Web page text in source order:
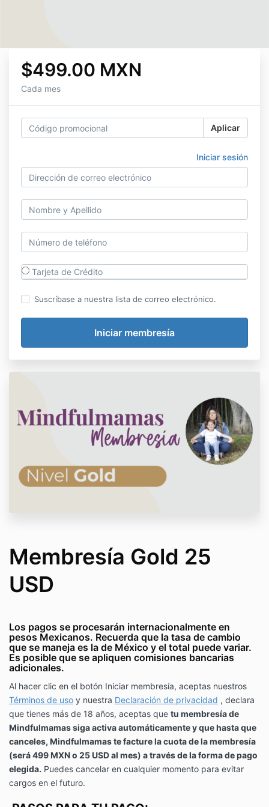
$499.00 MXN
Cada mes
Aplicar
Iniciar sesión
Tarjeta de Crédito
Suscríbase a nuestra lista de correo electrónico.
Membresía Gold 25
USD
Los pagos se procesarán internacionalmente en
pesos Mexicanos. Recuerda que la tasa de cambio
que se maneja es la de México y el total puede variar.
Es posible que se apliquen comisiones bancarias
adicionales.
Al hacer clic en el botón Iniciar membresía, aceptas nuestros
Términos de uso y nuestra Declaración de privacidad , declara
que tienes más de 18 años, aceptas que tu membresía de
Mindfulmamas siga activa automáticamente y que hasta que
canceles, Mindfulmamas te facture la cuota de la membresía
(será 499 ​​MXN o 25 USD al mes) a través de la forma de pago
elegida. Puedes cancelar en cualquier momento para evitar
cargos en el futuro.